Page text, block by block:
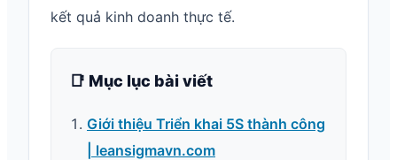
kết quả kinh doanh thực tế.
📑 Mục lục bài viết
Giới thiệu Triển khai 5S thành công
| leansigmavn.com